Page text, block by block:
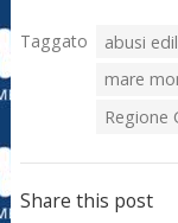
Taggato abusi
mare
Regione
Share this post